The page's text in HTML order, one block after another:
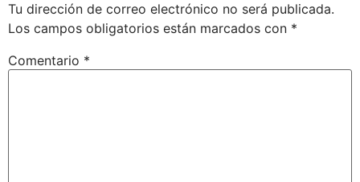
Tu dirección de correo electrónico no será publicada.
Los campos obligatorios están marcados con *
Comentario *